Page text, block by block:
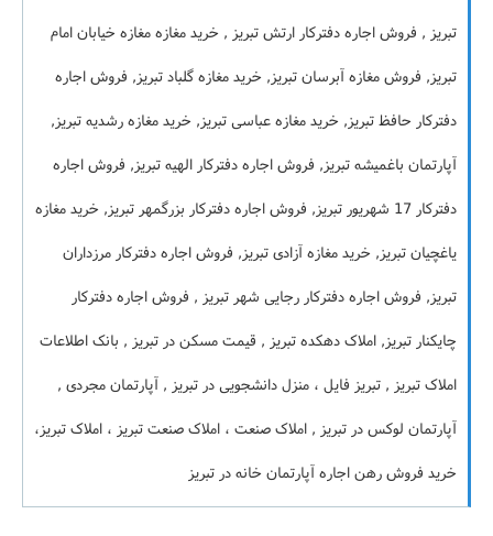
تبریز , فروش اجاره دفترکار ارتش تبریز , خرید مغازه مغازه خیابان امام
تبریز, فروش مغازه آبرسان تبریز, خرید مغازه گلباد تبریز, فروش اجاره
دفترکار حافظ تبریز, خرید مغازه عباسی تبریز, خرید مغازه رشدیه تبریز,
آپارتمان باغمیشه تبریز, فروش اجاره دفترکار الهیه تبریز, فروش اجاره
دفترکار 17 شهریور تبریز, فروش اجاره دفترکار بزرگمهر تبریز, خرید مغازه
یاغچیان تبریز, خرید مغازه آزادی تبریز, فروش اجاره دفترکار مرزداران
تبریز, فروش اجاره دفترکار رجایی شهر تبریز , فروش اجاره دفترکار
چایکنار تبریز, املاک دهکده تبریز , قیمت مسکن در تبریز , بانک اطلاعات
املاک تبریز , تبریز فایل ، منزل دانشجویی در تبریز , آپارتمان مجردی ,
آپارتمان لوکس در تبریز , املاک صنعت ، املاک صنعت تبریز ، املاک تبریز،
خرید فروش رهن اجاره آپارتمان خانه در تبریز